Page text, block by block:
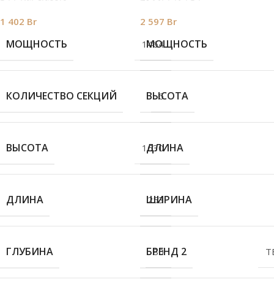
1 402 Br
МОЩНОСТЬ 1464
КОЛИЧЕСТВО СЕКЦИЙ 6
ВЫСОТА 1630
ДЛИНА 253
ГЛУБИНА 80
2 597 Br
МОЩНОСТЬ
ВЫСОТА
ДЛИНА
ШИРИНА
БРЕНД 2